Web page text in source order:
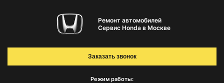
Ремонт автомобилей
Сервис Honda в Москве
Режим работы:
Заказать звонок